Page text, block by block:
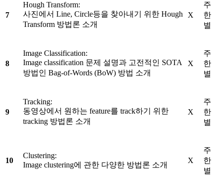
7
Hough Transform:
사진에서 Line, Circle등을 찾아내기 위한 Hough
Transform 방법론 소개
X
주
한
별
8
Image Classification:
Image classification 문제 설명과 고전적인 SOTA
방법인 Bag-of-Words (BoW) 방법 소개
X
주
한
별
9
Tracking:
동영상에서 원하는 feature를 track하기 위한
tracking 방법론 소개
X
주
한
별
10
Clustering:
Image clustering에 관한 다양한 방법론 소개
X
주
한
별